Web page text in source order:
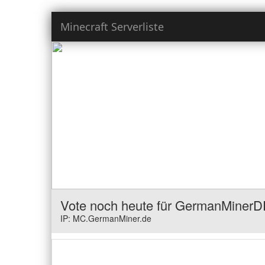
Minecraft Serverliste
Vote noch heute für
IP: MC.GermanMiner.de